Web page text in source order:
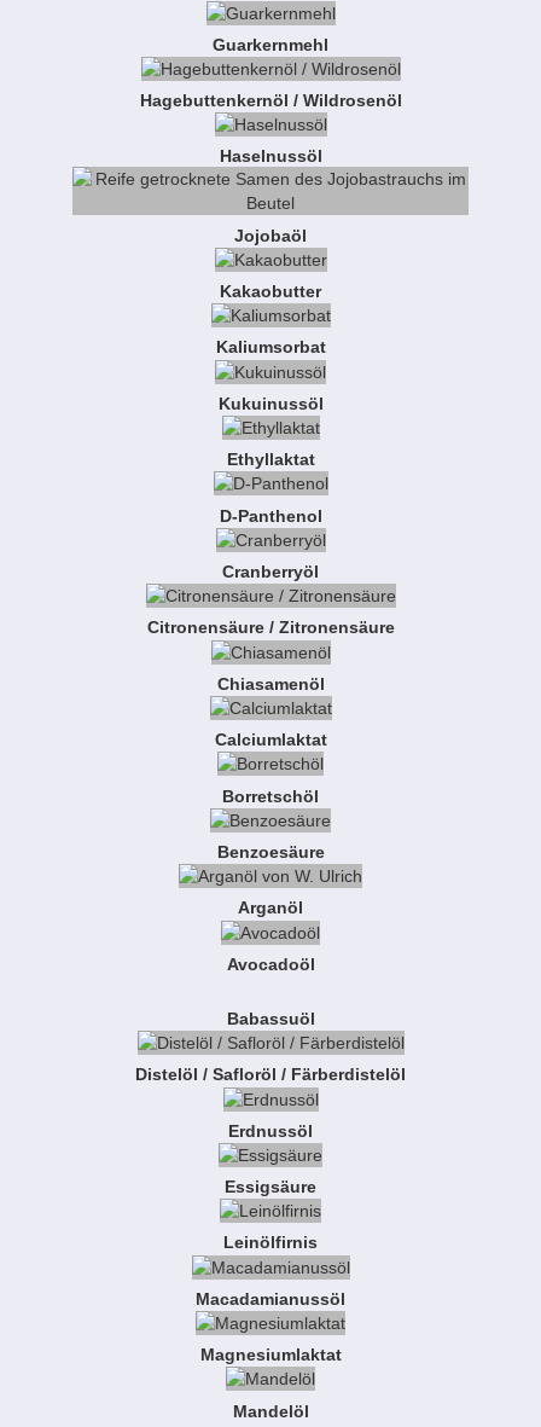
Guarkernmehl
Hagebuttenkernöl / Wildrosenöl
Haselnussöl
Jojobaöl
Kakaobutter
Kaliumsorbat
Kukuinussöl
Ethyllaktat
D-Panthenol
Cranberryöl
Citronensäure / Zitronensäure
Chiasamenöl
Calciumlaktat
Borretschöl
Benzoesäure
Arganöl
Avocadoöl
Babassuöl
Distelöl / Safloröl / Färberdistelöl
Erdnussöl
Essigsäure
Leinölfirnis
Macadamianussöl
Magnesiumlaktat
Mandelöl